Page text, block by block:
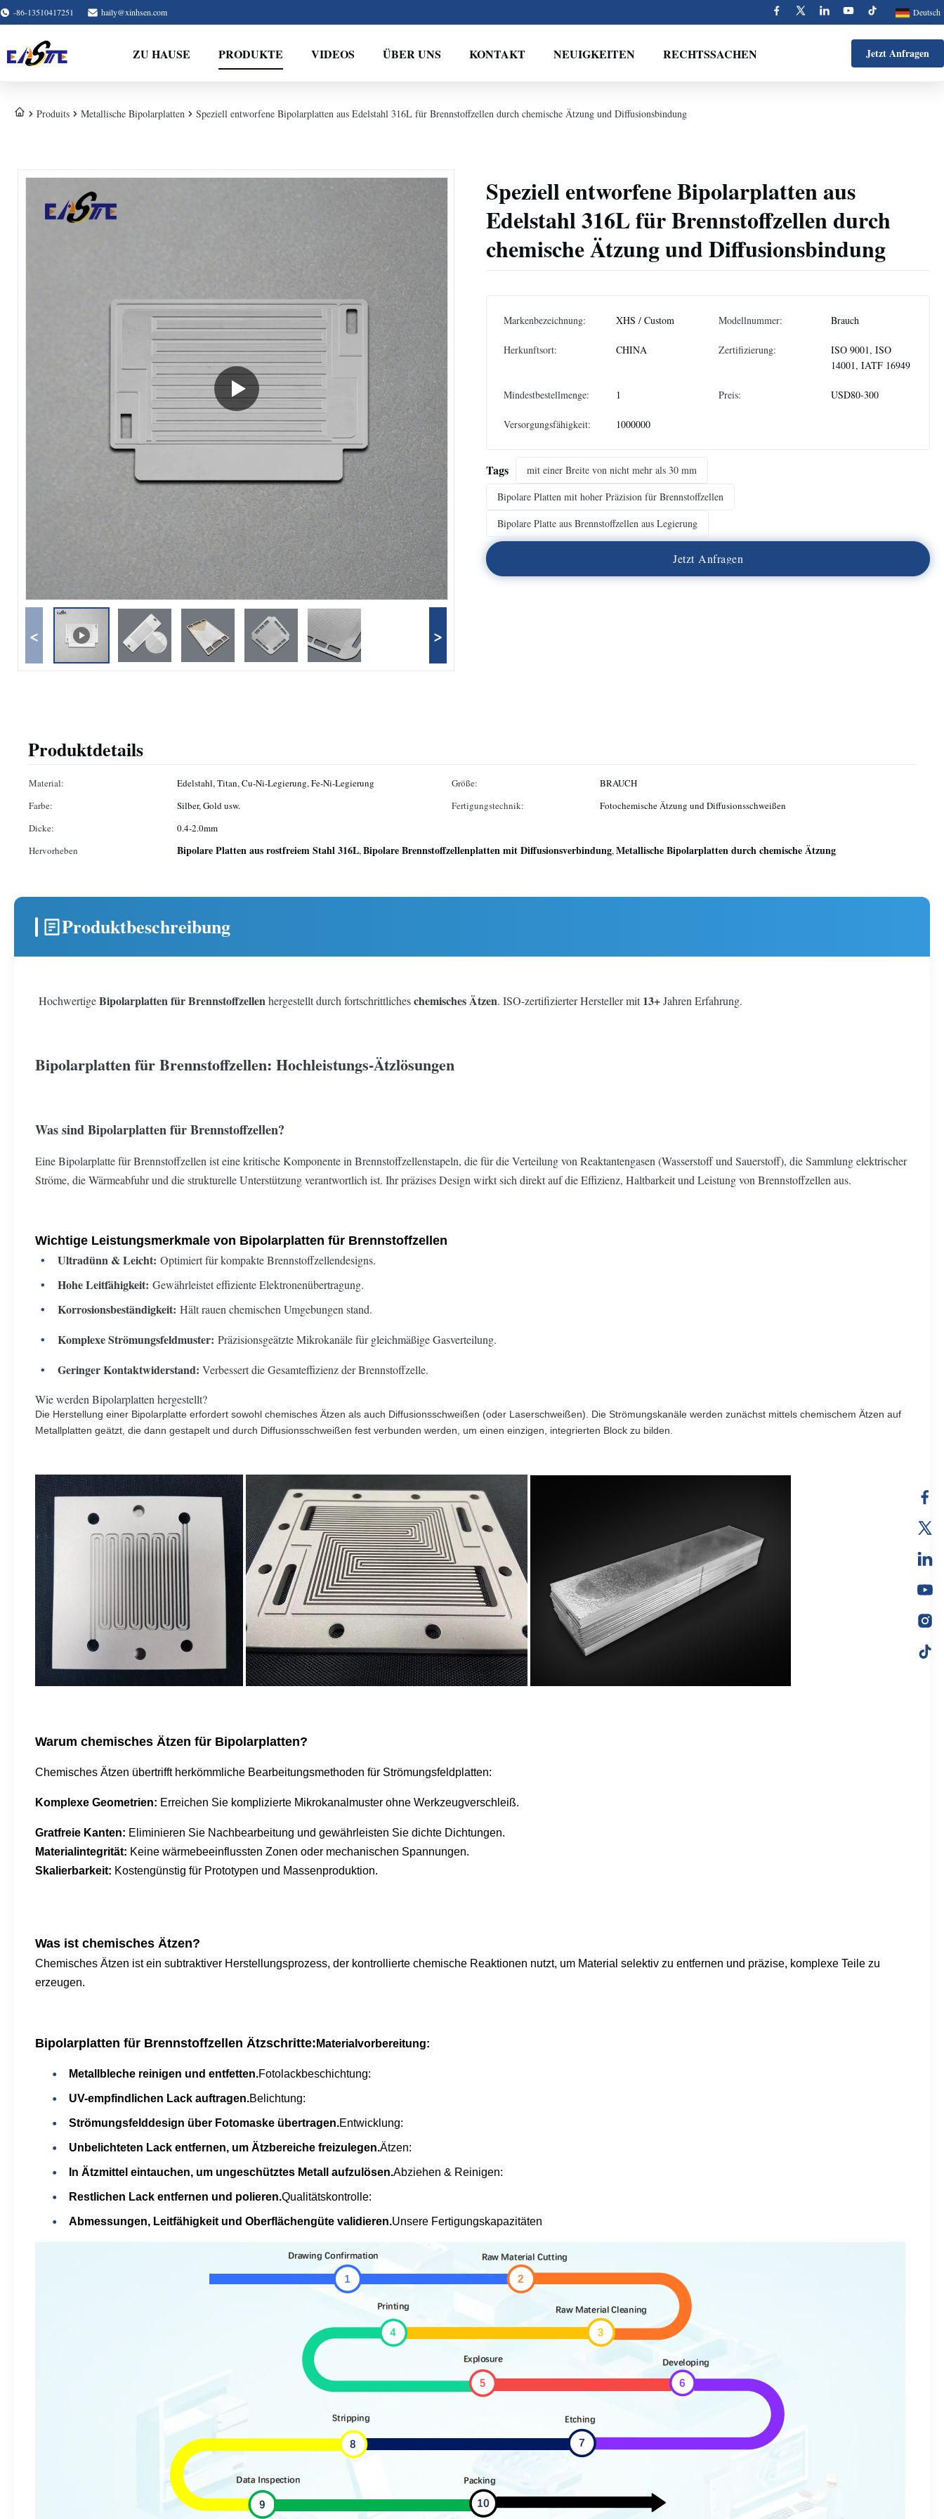
-86-13510417251 haily@xinhsen.com Deutsch
ZU HAUSE PRODUKTE VIDEOS ÜBER UNS KONTAKT NEUIGKEITEN RECHTSSACHEN Jetzt Anfragen
Produits Metallische Bipolarplatten Speziell entworfene Bipolarplatten aus Edelstahl 316L für Brennstoffzellen durch chemische Ätzung und Diffusionsbindung
< >
Speziell entworfene Bipolarplatten aus
Edelstahl 316L für Brennstoffzellen durch
chemische Ätzung und Diffusionsbindung
Markenbezeichnung: XHS / Custom Modellnummer: Brauch
Herkunftsort: CHINA Zertifizierung:
ISO 9001, ISO
14001, IATF 16949
Mindestbestellmenge: 1 Preis: USD80-300
Versorgungsfähigkeit: 1000000
Tags
mit einer Breite von nicht mehr als 30 mm
Bipolare Platten mit hoher Präzision für Brennstoffzellen
Bipolare Platte aus Brennstoffzellen aus Legierung
Jetzt Anfragen
Produktdetails
Material: Edelstahl, Titan, Cu-Ni-Legierung, Fe-Ni-Legierung Größe:
BRAUCH
Farbe:
Silber, Gold usw. Fertigungstechnik:
Fotochemische Ätzung und Diffusionsschweißen
Dicke:
0.4-2.0mm
Hervorheben
Bipolare Platten aus rostfreiem Stahl 316L,Bipolare Brennstoffzellenplatten mit Diffusionsverbindung,Metallische Bipolarplatten durch chemische Ätzung
Produktbeschreibung
HochwertigeBipolarplatten für Brennstoffzellenhergestellt durch fortschrittlicheschemisches Ätzen. ISO-zertifizierter Hersteller mit13+Jahren Erfahrung.
Bipolarplatten für Brennstoffzellen: Hochleistungs-Ätzlösungen
Was sind Bipolarplatten für Brennstoffzellen?
Eine Bipolarplatte für Brennstoffzellen ist eine kritische Komponente in Brennstoffzellenstapeln, die für die Verteilung von Reaktantengasen (Wasserstoff und Sauerstoff), die Sammlung elektrischer
Ströme, die Wärmeabfuhr und die strukturelle Unterstützung verantwortlich ist. Ihr präzises Design wirkt sich direkt auf die Effizienz, Haltbarkeit und Leistung von Brennstoffzellen aus.
Wichtige Leistungsmerkmale von Bipolarplatten für Brennstoffzellen
Ultradünn & Leicht: Optimiert für kompakte Brennstoffzellendesigns.
Hohe Leitfähigkeit: Gewährleistet effiziente Elektronenübertragung.
Korrosionsbeständigkeit: Hält rauen chemischen Umgebungen stand.
Komplexe Strömungsfeldmuster: Präzisionsgeätzte Mikrokanäle für gleichmäßige Gasverteilung.
Geringer Kontaktwiderstand: Verbessert die Gesamteffizienz der Brennstoffzelle.
Wie werden Bipolarplatten hergestellt?
Die Herstellung einer Bipolarplatte erfordert sowohl chemisches Ätzen als auch Diffusionsschweißen (oder Laserschweißen). Die Strömungskanäle werden zunächst mittels chemischem Ätzen auf
Metallplatten geätzt, die dann gestapelt und durch Diffusionsschweißen fest verbunden werden, um einen einzigen, integrierten Block zu bilden.
Warum chemisches Ätzen für Bipolarplatten?
Chemisches Ätzen übertrifft herkömmliche Bearbeitungsmethoden für Strömungsfeldplatten:
Komplexe Geometrien: Erreichen Sie komplizierte Mikrokanalmuster ohne Werkzeugverschleiß.
Gratfreie Kanten: Eliminieren Sie Nachbearbeitung und gewährleisten Sie dichte Dichtungen.
Materialintegrität: Keine wärmebeeinflussten Zonen oder mechanischen Spannungen.
Skalierbarkeit: Kostengünstig für Prototypen und Massenproduktion.
Was ist chemisches Ätzen?
Chemisches Ätzen ist ein subtraktiver Herstellungsprozess, der kontrollierte chemische Reaktionen nutzt, um Material selektiv zu entfernen und präzise, komplexe Teile zu
erzeugen.
Bipolarplatten für Brennstoffzellen Ätzschritte: Materialvorbereitung:
Metallbleche reinigen und entfetten.Fotolackbeschichtung:
UV-empfindlichen Lack auftragen.Belichtung:
Strömungsfelddesign über Fotomaske übertragen.Entwicklung:
Unbelichteten Lack entfernen, um Ätzbereiche freizulegen.Ätzen:
In Ätzmittel eintauchen, um ungeschütztes Metall aufzulösen.Abziehen & Reinigen:
Restlichen Lack entfernen und polieren.Qualitätskontrolle:
Abmessungen, Leitfähigkeit und Oberflächengüte validieren.Unsere Fertigungskapazitäten